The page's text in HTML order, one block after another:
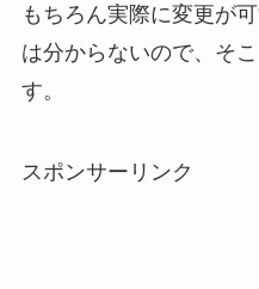
もちろん実際に変更が
は分からないので、そ
す。
スポンサーリンク